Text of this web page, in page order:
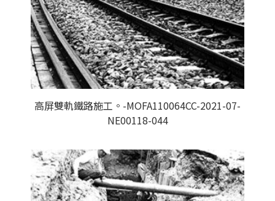
高屏雙軌鐵路施工。-MOFA110064CC-2021-07-
NE00118-044